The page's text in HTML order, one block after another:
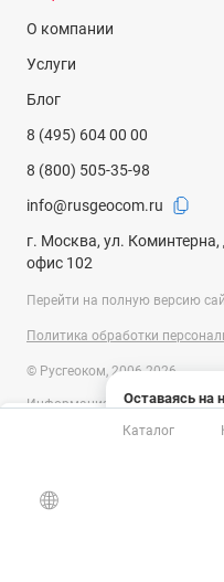
Оставаясь на
на
системами
О компании
Услуги
Блог
8 (495) 604 00 00
8 (800) 505-35-98
info@rusgeocom.ru
г. Москва, ул. Коминтерна,
офис 102
Перейти на полную версию
Политика обработки
© Русгеоком, 2006-2026
Информация на сайте носит
публичной офертой,
Гражданского кодекса
изменены производителем
Уточняйте информацию у
Каталог